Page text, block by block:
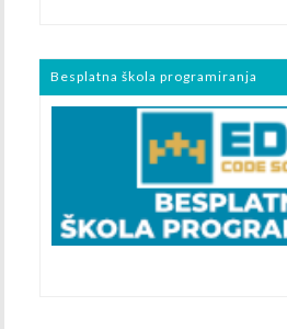
Besplatna škola programiranja